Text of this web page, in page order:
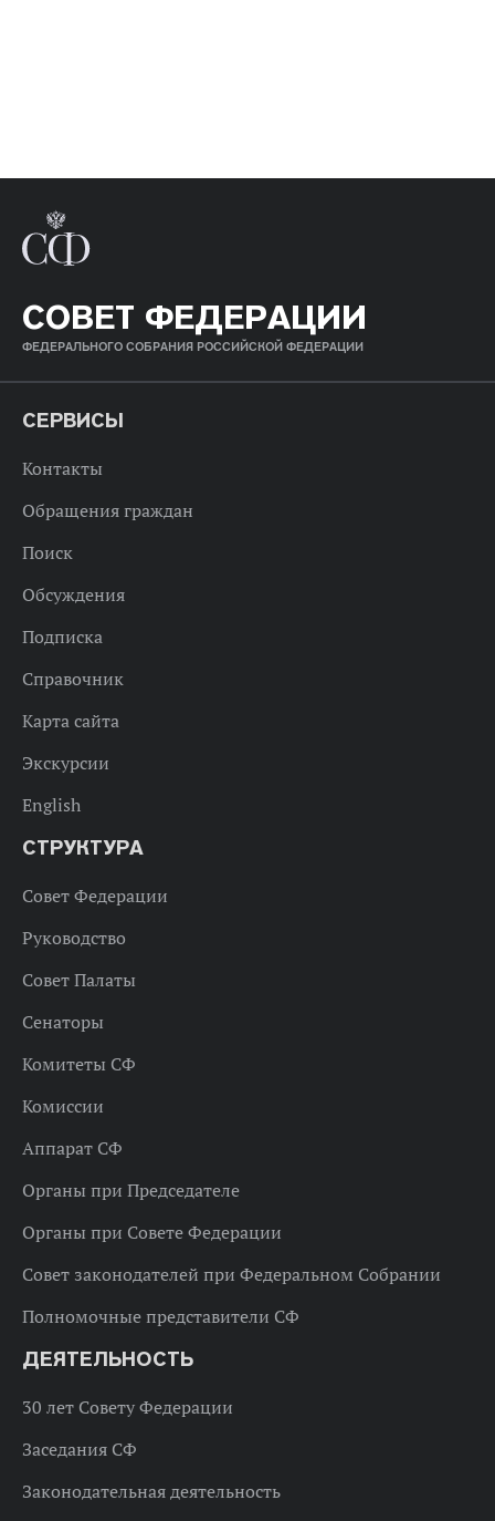
СОВЕТ ФЕДЕРАЦИИ
ФЕДЕРАЛЬНОГО СОБРАНИЯ РОССИЙСКОЙ ФЕДЕРАЦИИ
СЕРВИСЫ
Контакты
Обращения граждан
Поиск
Обсуждения
Подписка
Справочник
Карта сайта
Экскурсии
English
СТРУКТУРА
Совет Федерации
Руководство
Совет Палаты
Сенаторы
Комитеты СФ
Комиссии
Аппарат СФ
Органы при Председателе
Органы при Совете Федерации
Совет законодателей при Федеральном Собрании
Полномочные представители СФ
ДЕЯТЕЛЬНОСТЬ
30 лет Совету Федерации
Заседания СФ
Законодательная деятельность